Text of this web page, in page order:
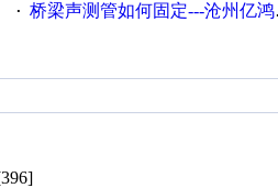
· 桥梁声测管如何固定---沧州亿鸿声测管